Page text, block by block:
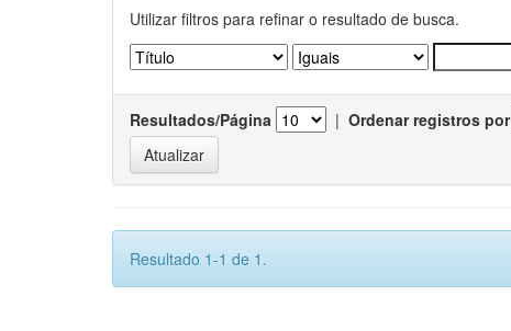
Utilizar filtros para refinar o resultado de busca.
Resultados/Página | Ordenar registros por
Resultado 1-1 de 1.